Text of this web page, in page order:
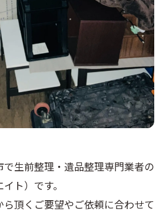
で生前整理・遺品整理専門業者の
ト）です。
ら頂くご要望やご依頼に合わせて